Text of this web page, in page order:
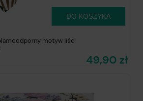
motyw liści
49,90 zł
DO KOSZYKA